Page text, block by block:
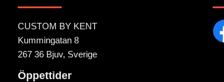
CUSTOM BY KENT
Kummingatan 8
267 36 Bjuv, Sverige
Öppettider